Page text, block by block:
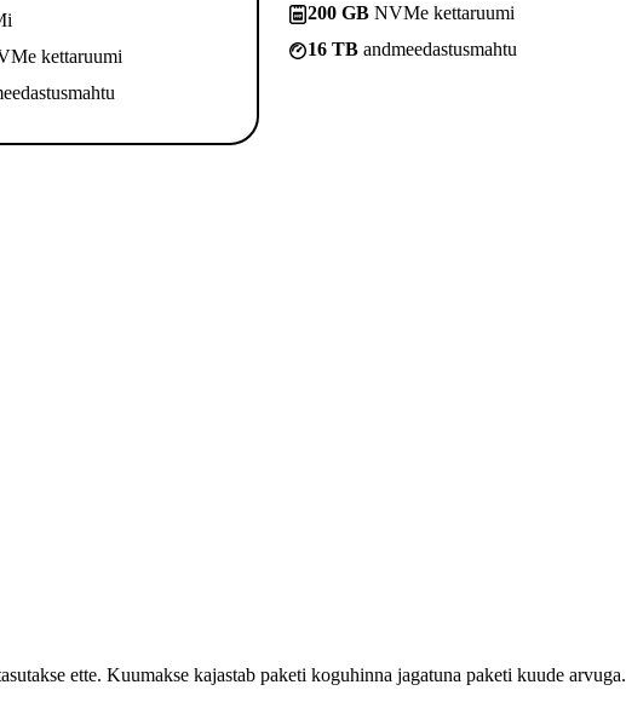
kettaruumi
200 GB NVMe kettaruumi
16 TB andmeedastusmahtu
ette. Kuumakse kajastab paketi koguhinna jagatuna paketi kuude arvuga.